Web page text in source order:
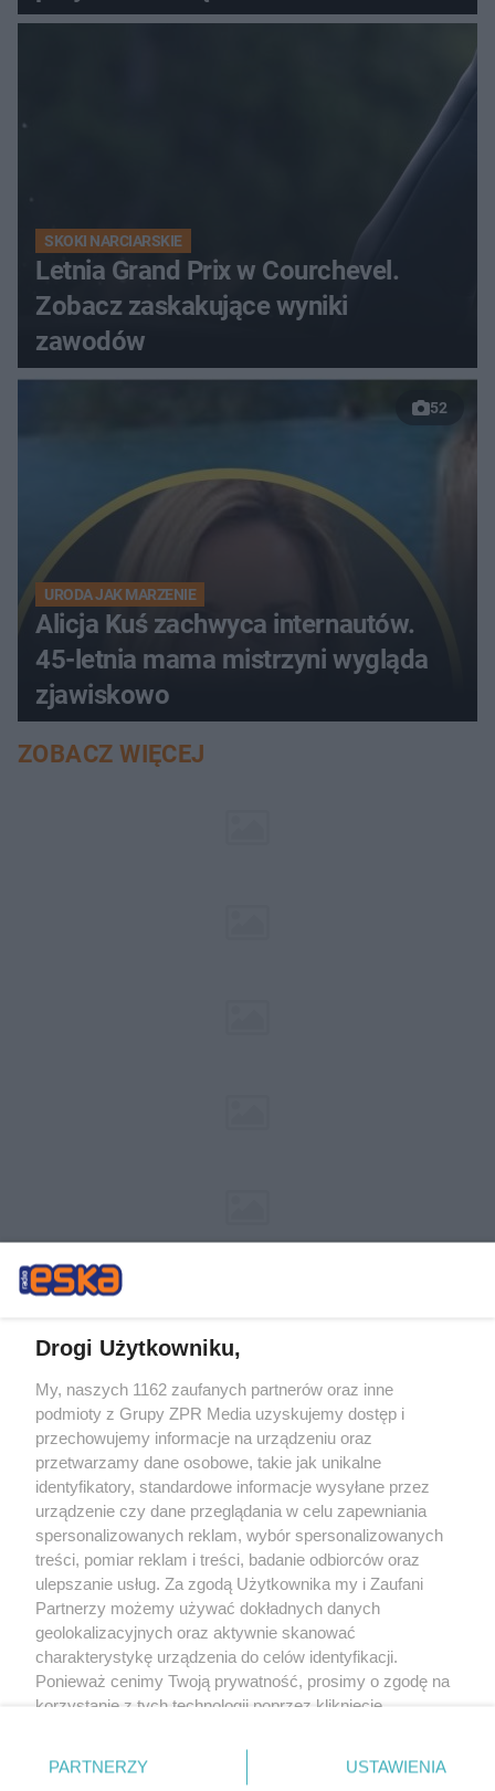
gospodarzy?
SKOKI NARCIARSKIE
Letnia Grand Prix w Courchevel.
Zobacz zaskakujące wyniki
zawodów
52
URODA JAK MARZENIE
Alicja Kuś zachwyca internautów.
45-letnia mama mistrzyni wygląda
zjawiskowo
ZOBACZ WIĘCEJ
Żaden utwór zamieszczony w serwisie nie może być powielany i
rozpowszechniany lub dalej rozpowszechniany w jakikolwiek sposób (w
tym także elektroniczny lub mechaniczny) na jakimkolwiek polu
eksploatacji w jakiejkolwiek formie, włącznie z umieszczaniem w Internecie
bez pisemnej zgody właściciela praw. Jakiekolwiek użycie lub
wykorzystanie utworów w całości lub w części z naruszeniem prawa, tzn.
bez właściwej zgody, jest zabronione pod groźbą kary i może być ścigane
prawnie.
O nas
Drogi Użytkowniku,
My, naszych 1162 zaufanych partnerów oraz inne
podmioty z Grupy ZPR Media uzyskujemy dostęp i
przechowujemy informacje na urządzeniu oraz
przetwarzamy dane osobowe, takie jak unikalne
identyfikatory, standardowe informacje wysyłane przez
urządzenie czy dane przeglądania w celu zapewniania
spersonalizowanych reklam, wybór spersonalizowanych
treści, pomiar reklam i treści, badanie odbiorców oraz
ulepszanie usług. Za zgodą Użytkownika my i Zaufani
Partnerzy możemy używać dokładnych danych
geolokalizacyjnych oraz aktywnie skanować
charakterystykę urządzenia do celów identyfikacji.
Ponieważ cenimy Twoją prywatność, prosimy o zgodę na
korzystanie z tych technologii poprzez kliknięcie
zmienić/wycofać klikając przycisk ustawień prywatności
znajdujący się w lewym dolnym rogu strony
PARTNERZY USTAWIENIA